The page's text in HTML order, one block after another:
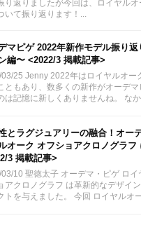
り返りましたが今回は、ロイヤルオ
いて振り返ります！...
マピゲ 2022年新作モデル振り返
編〜 <2022/3 掲載記事>
25 Jenny 2022年はロイヤルオー
ともあり、数多くの新作がオーデマ
は記憶に新しくありませんね。 な
とラグジュアリーの融合！オー
オーク オフショアクロノグラフ
3 掲載記事>
10 聖徳太子 オーデマ・ピゲ ロイ
アクロノグラフ は革新的なデザイ
トを与えました。 今回 ロイヤルオ